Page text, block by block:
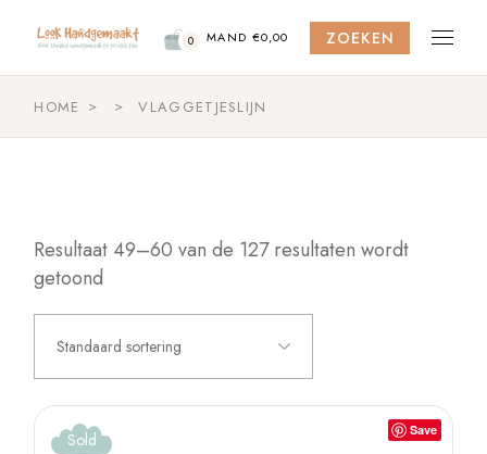
content
0 MAND €0,00 ZOEKEN
HOME VLAGGETJESLIJN
Resultaat 49–60 van de 127 resultaten wordt
getoond
Standaard sortering
Save
Sold